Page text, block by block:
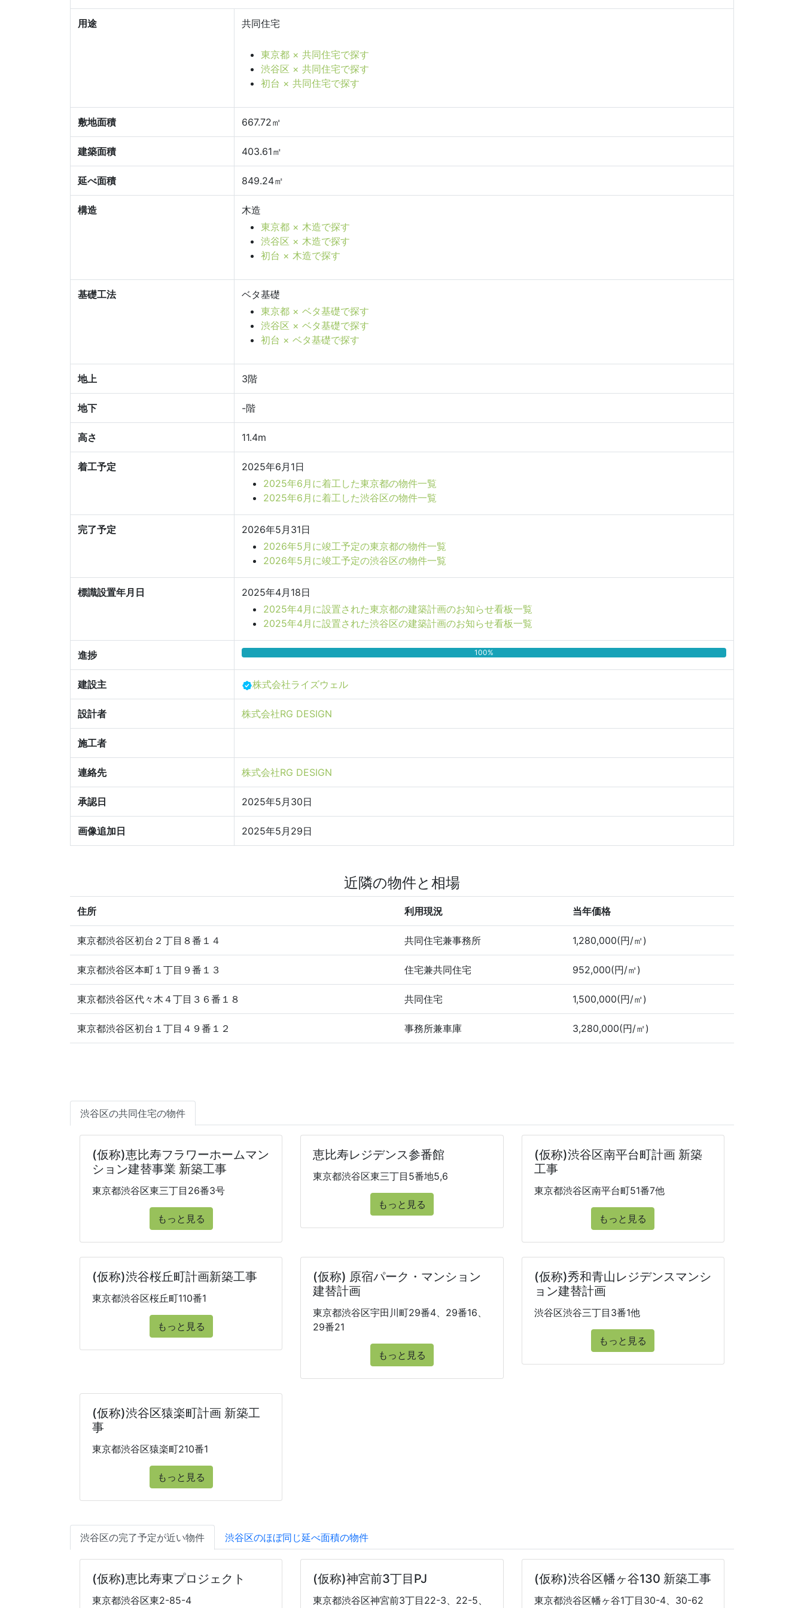
用途 共同住宅
東京都 × 共同住宅で探す
渋谷区 × 共同住宅で探す
初台 × 共同住宅で探す
敷地面積 667.72㎡
建築面積 403.61㎡
延べ面積 849.24㎡
構造
木造
東京都 × 木造で探す
渋谷区 × 木造で探す
初台 × 木造で探す
基礎工法
ベタ基礎
東京都 × ベタ基礎で探す
渋谷区 × ベタ基礎で探す
初台 × ベタ基礎で探す
地上 3階
地下 -階
高さ 11.4m
着工予定
2025年6月1日
2025年6月に着工した東京都の物件一覧
2025年6月に着工した渋谷区の物件一覧
完了予定
2026年5月31日
2026年5月に竣工予定の東京都の物件一覧
2026年5月に竣工予定の渋谷区の物件一覧
標識設置年月日
2025年4月18日
2025年4月に設置された東京都の建築計画のお知らせ看板一覧
2025年4月に設置された渋谷区の建築計画のお知らせ看板一覧
進捗 100%
建設主 株式会社ライズウェル
設計者 株式会社RG DESIGN
施工者
連絡先 株式会社RG DESIGN
承認日 2025年5月30日
画像追加日 2025年5月29日
近隣の物件と相場
住所 利用現況 当年価格
東京都渋谷区初台２丁目８番１４ 共同住宅兼事務所 1,280,000(円/㎡)
東京都渋谷区本町１丁目９番１３ 住宅兼共同住宅 952,000(円/㎡)
東京都渋谷区代々木４丁目３６番１８ 共同住宅 1,500,000(円/㎡)
東京都渋谷区初台１丁目４９番１２ 事務所兼車庫 3,280,000(円/㎡)
渋谷区の共同住宅の物件
(仮称)恵比寿フラワーホームマン
ション建替事業 新築工事
東京都渋谷区東三丁目26番3号
もっと見る
恵比寿レジデンス参番館
東京都渋谷区東三丁目5番地5,6
もっと見る
(仮称)渋谷区南平台町計画 新築
工事
東京都渋谷区南平台町51番7他
もっと見る
(仮称)渋谷桜丘町計画新築工事
東京都渋谷区桜丘町110番1
もっと見る
(仮称) 原宿パーク・マンション
建替計画
東京都渋谷区宇田川町29番4、29番16、
29番21
もっと見る
(仮称)秀和青山レジデンスマンシ
ョン建替計画
渋谷区渋谷三丁目3番1他
もっと見る
(仮称)渋谷区猿楽町計画 新築工
事
東京都渋谷区猿楽町210番1
もっと見る
渋谷区の完了予定が近い物件 渋谷区のほぼ同じ延べ面積の物件
(仮称)恵比寿東プロジェクト
東京都渋谷区東2-85-4
(仮称)神宮前3丁目PJ
東京都渋谷区神宮前3丁目22-3、22-5、
(仮称)渋谷区幡ヶ谷130 新築工事
東京都渋谷区幡ヶ谷1丁目30-4、30-62